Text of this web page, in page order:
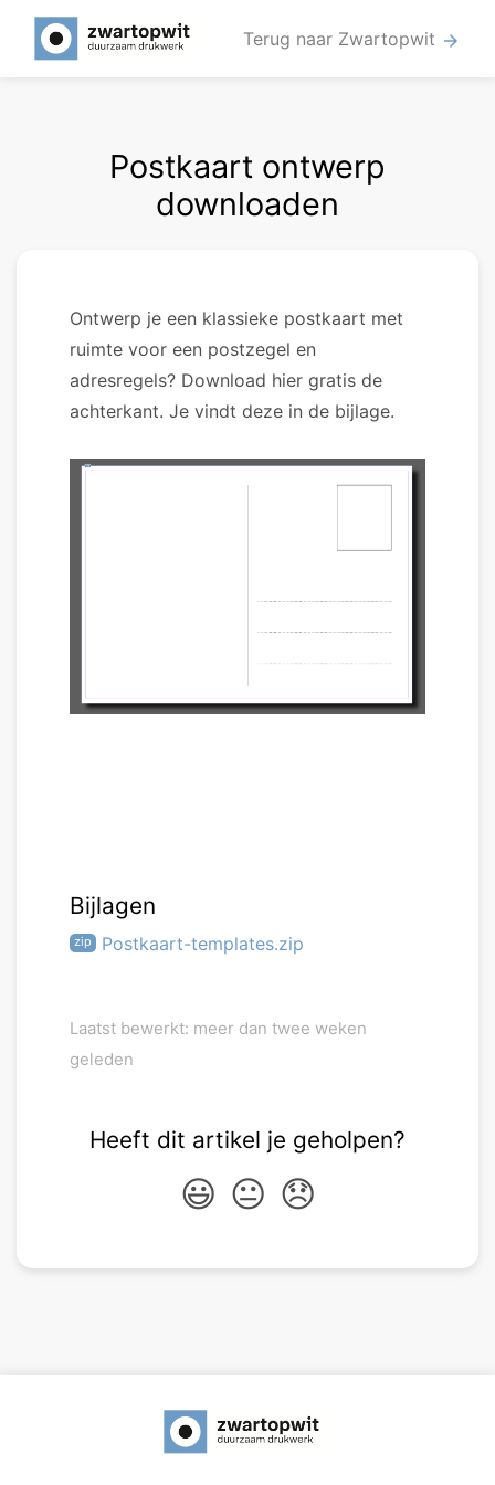
Terug naar Zwartopwit arrow_forward
Postkaart ontwerp
downloaden
Ontwerp je een klassieke postkaart met
ruimte voor een postzegel en
adresregels? Download hier gratis de
achterkant. Je vindt deze in de bijlage.
Bijlagen
zip Postkaart-templates.zip
Laatst bewerkt: meer dan twee weken
geleden
Heeft dit artikel je geholpen?
😃 😐 😞